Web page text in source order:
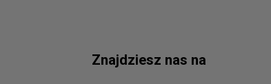
Znajdziesz nas na